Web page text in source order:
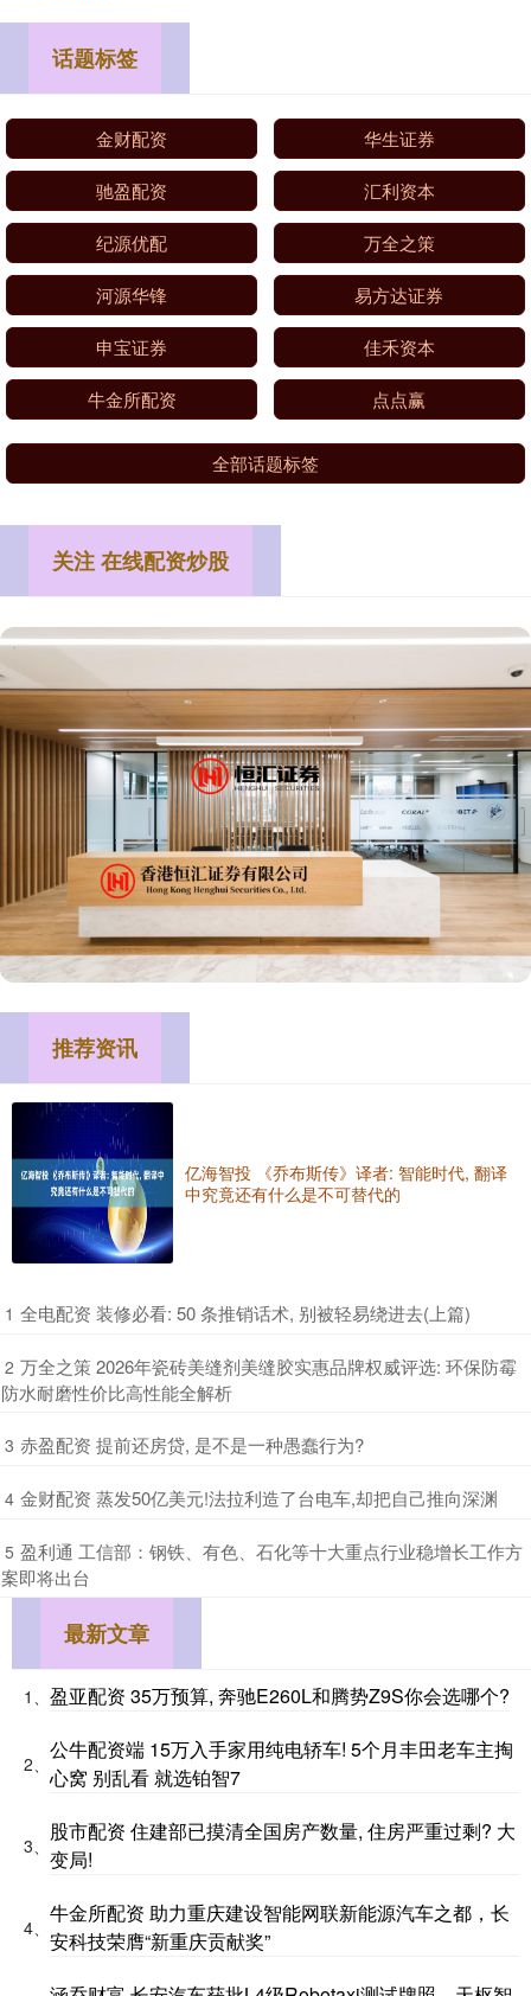
话题标签
金财配资 华生证券
驰盈配资 汇利资本
纪源优配 万全之策
河源华锋 易方达证券
申宝证券 佳禾资本
牛金所配资 点点赢
全部话题标签
关注 在线配资炒股
推荐资讯
亿海智投 《乔布斯传》译者: 智能时代, 翻译
中究竟还有什么是不可替代的
1 ​全电配资 装修必看: 50 条推销话术, 别被轻易绕进去(上篇)
2 ​万全之策 2026年瓷砖美缝剂美缝胶实惠品牌权威评选: 环保防霉
防水耐磨性价比高性能全解析
3 ​赤盈配资 提前还房贷, 是不是一种愚蠢行为?
4 ​金财配资 蒸发50亿美元!法拉利造了台电车,却把自己推向深渊
5 ​盈利通 工信部：钢铁、有色、石化等十大重点行业稳增长工作方
案即将出台
最新文章
1、 盈亚配资 35万预算, 奔驰E260L和腾势Z9S你会选哪个?
2、
公牛配资端 15万入手家用纯电轿车! 5个月丰田老车主掏
心窝 别乱看 就选铂智7
3、
股市配资 住建部已摸清全国房产数量, 住房严重过剩? 大
变局!
4、
牛金所配资 助力重庆建设智能网联新能源汽车之都，长
安科技荣膺“新重庆贡献奖”